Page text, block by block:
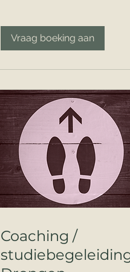
Vraag boeking aan
Coaching /